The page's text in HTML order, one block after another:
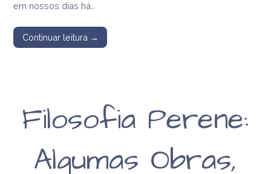
em nossos dias há…
Continuar leitura →
Filosofia Perene:
Algumas Obras,